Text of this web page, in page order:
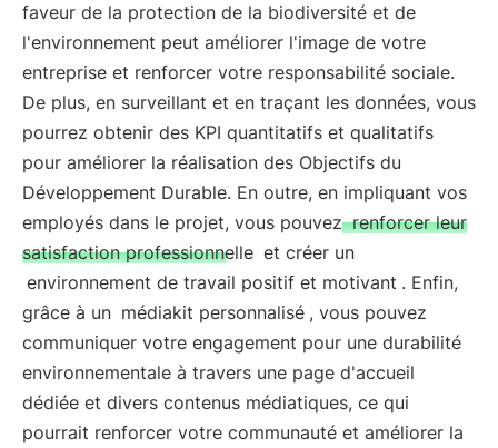
faveur de la protection de la biodiversité et de
l'environnement peut améliorer l'image de votre
entreprise et renforcer votre responsabilité sociale.
De plus, en surveillant et en traçant les données, vous
pourrez obtenir des KPI quantitatifs et qualitatifs
pour améliorer la réalisation des Objectifs du
Développement Durable. En outre, en impliquant vos
employés dans le projet, vous pouvez renforcer leur
satisfaction professionnelle et créer un
environnement de travail positif et motivant . Enfin,
grâce à un médiakit personnalisé , vous pouvez
communiquer votre engagement pour une durabilité
environnementale à travers une page d'accueil
dédiée et divers contenus médiatiques, ce qui
pourrait renforcer votre communauté et améliorer la